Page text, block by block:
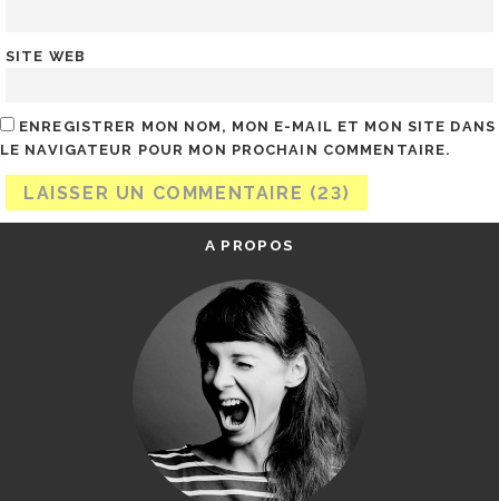
SITE WEB
ENREGISTRER MON NOM, MON E-MAIL ET MON SITE DANS
LE NAVIGATEUR POUR MON PROCHAIN COMMENTAIRE.
A PROPOS